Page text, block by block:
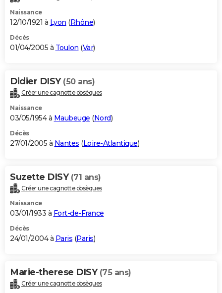
Naissance
12/10/1921 à Lyon (Rhône)
Décès
01/04/2005 à Toulon (Var)
Didier DISY (50 ans)
Créer une cagnotte obsèques
Naissance
03/05/1954 à Maubeuge (Nord)
Décès
27/01/2005 à Nantes (Loire-Atlantique)
Suzette DISY (71 ans)
Créer une cagnotte obsèques
Naissance
03/01/1933 à Fort-de-France
Décès
24/01/2004 à Paris (Paris)
Marie-therese DISY (75 ans)
Créer une cagnotte obsèques